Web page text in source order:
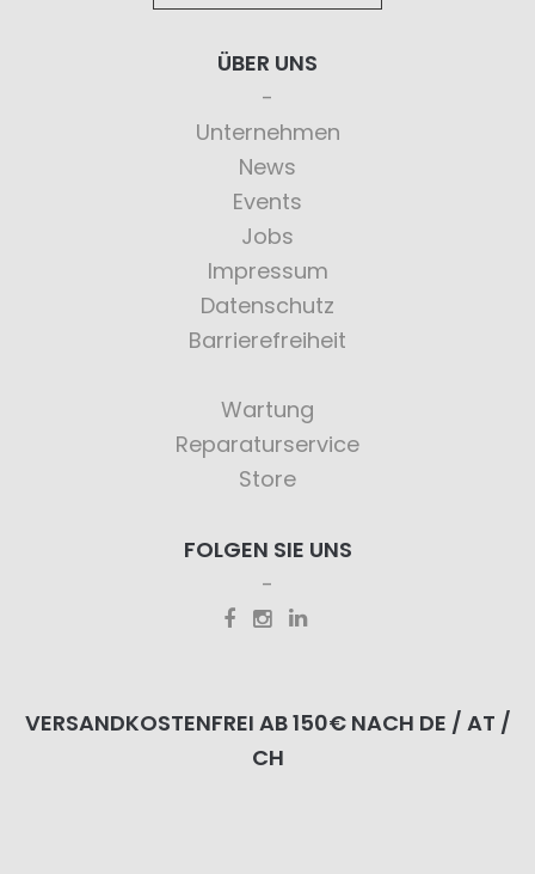
ÜBER UNS
Unternehmen
News
Events
Jobs
Impressum
Datenschutz
Barrierefreiheit
Wartung
Reparaturservice
Store
FOLGEN SIE UNS
VERSANDKOSTENFREI AB 150€ NACH DE / AT /
CH